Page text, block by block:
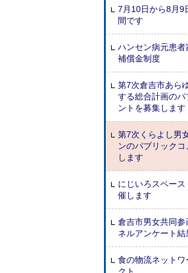
7月10日から8月9
間です
ハンセン病元患者
補償金制度
第7次倉吉市あら
する総合計画のパ
ントを募集します
第7次くらよし男
ンのパブリック
します
にじいろスペース
催します
倉吉市男女共同
ネルアンケート結
食の物流ネットワ